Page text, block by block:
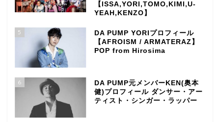
【ISSA,YORI,TOMO,KIMI,U-
YEAH,KENZO】
5
DA PUMP YORIプロフィール
【AFROISM / ARMATERAZ】
POP from Hirosima
6
DA PUMP元メンバーKEN(奥本
健)プロフィール ダンサー・アー
ティスト・シンガー・ラッパー